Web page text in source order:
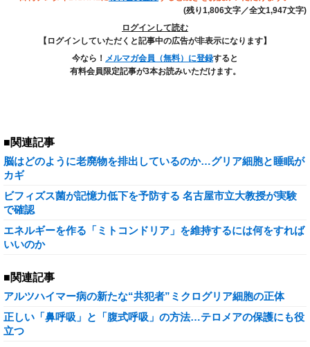
(残り1,806文字／全文1,947文字)
ログインして読む
【ログインしていただくと記事中の広告が非表示になります】
今なら！ メルマガ会員（無料）に登録すると
有料会員限定記事が3本お読みいただけます。
■関連記事
脳はどのように老廃物を排出しているのか…グリア細胞と睡眠が
カギ
ビフィズス菌が記憶力低下を予防する 名古屋市立大教授が実験
で確認
エネルギーを作る「ミトコンドリア」を維持するには何をすれば
いいのか
■関連記事
アルツハイマー病の新たな“共犯者”ミクログリア細胞の正体
正しい「鼻呼吸」と「腹式呼吸」の方法…テロメアの保護にも役
立つ